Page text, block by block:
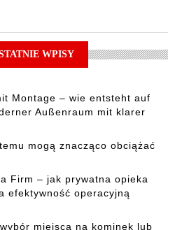
WPISY
Montage – wie entsteht auf
Außenraum mit klarer
mogą znacząco obciążać
Firm – jak prywatna opieka
efektywność operacyjną
miejsca na kominek lub